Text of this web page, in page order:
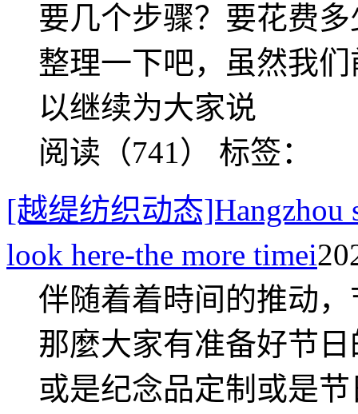
要几个步骤？要花费
整理一下吧，虽然我
以继续为大家说
阅读（741） 标签：
[越缇纺织动态]Hangzhou
look here-the more timei
伴随着着時间的推动
那麼大家有准备好节
或是纪念品定制或是